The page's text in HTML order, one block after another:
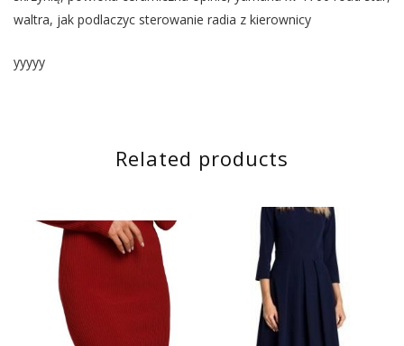
waltra, jak podlaczyc sterowanie radia z kierownicy
yyyyy
Related products